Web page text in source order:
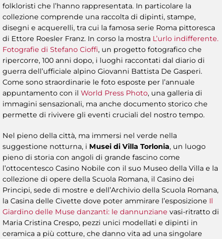
folkloristi che l’hanno rappresentata. In particolare la
collezione comprende una raccolta di dipinti, stampe,
disegni e acquerelli, tra cui la famosa serie Roma pittoresca
di Ettore Roesler Franz. In corso la mostra L’urlo indifferente.
Fotografie di Stefano Cioffi, un progetto fotografico che
ripercorre, 100 anni dopo, i luoghi raccontati dal diario di
guerra dell’ufficiale alpino Giovanni Battista De Gasperi.
Come sono straordinarie le foto esposte per l’annuale
appuntamento con il World Press Photo, una galleria di
immagini sensazionali, ma anche documento storico che
permette di rivivere gli eventi cruciali del nostro tempo.
Nel pieno della città, ma immersi nel verde nella
suggestione notturna, i Musei di Villa Torlonia, un luogo
pieno di storia con angoli di grande fascino come
l’ottocentesco Casino Nobile con il suo Museo della Villa e la
collezione di opere della Scuola Romana, il Casino dei
Principi, sede di mostre e dell’Archivio della Scuola Romana,
la Casina delle Civette dove poter ammirare l’esposizione Il
Giardino delle Muse danzanti: le dannunziane vasi-ritratto di
Maria Cristina Crespo, pezzi unici modellati e dipinti in
ceramica a più cotture, che danno vita ad una singolare